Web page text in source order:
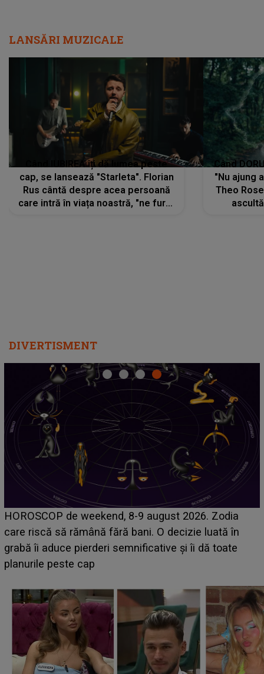
LANSĂRI MUZICALE
Când IUBIREA îți dă lumea peste
cap, se lansează "Starleta". Florian
Rus cântă despre acea persoană
care intră în viața noastră, "ne fură"
Când
"Nu ajung
Theo
DIVERTISMENT
HOROSCOP de weekend, 8-9 august 2026. Zodia
care riscă să rămână fără bani. O decizie luată în
grabă îi aduce pierderi semnificative și îi dă toate
planurile peste cap